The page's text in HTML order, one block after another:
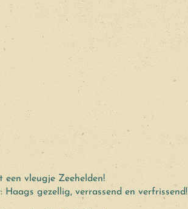
een vleugje Zeehelden!
gezellig, verrassend en verfrissend!